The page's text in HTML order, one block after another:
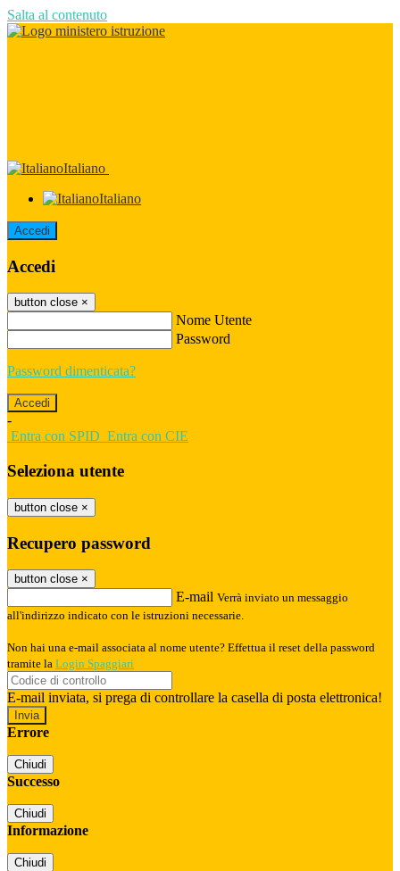
Salta al contenuto
Italiano
Italiano
Accedi
Accedi
button close ×
Nome Utente
Password
Password dimenticata?
-
Entra con SPID Entra con CIE
Seleziona utente
button close ×
Recupero password
button close ×
E-mail Verrà inviato un messaggio
all'indirizzo indicato con le istruzioni necessarie.
Non hai una e-mail associata al nome utente? Effettua il reset della password
tramite la Login Spaggiari
E-mail inviata, si prega di controllare la casella di posta elettronica!
Errore
Chiudi
Successo
Chiudi
Informazione
Chiudi